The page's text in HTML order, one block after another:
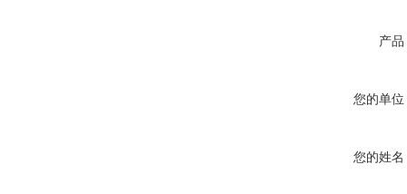
产品
您的单位
您的姓名